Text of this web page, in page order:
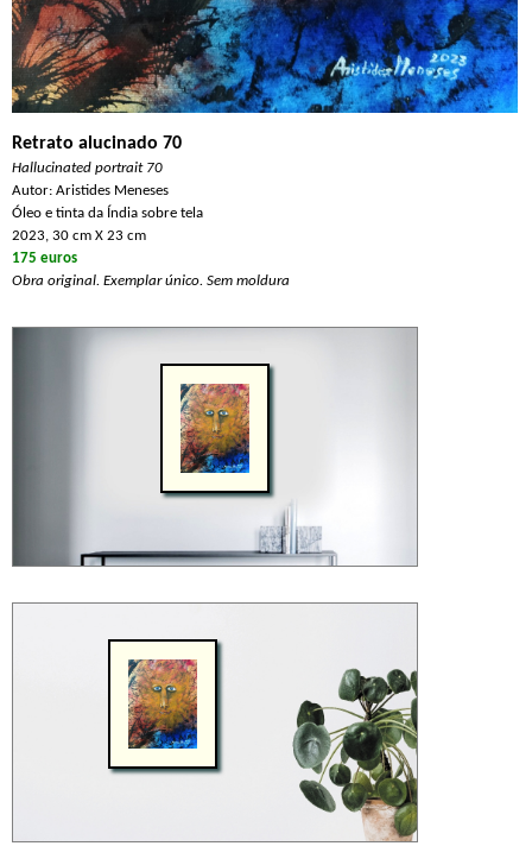
Retrato alucinado 70
Hallucinated portrait 70
Autor: Aristides Meneses
Óleo e tinta da Índia sobre tela
2023, 30 cm X 23 cm
175 euros
Obra original. Exemplar único. Sem moldura